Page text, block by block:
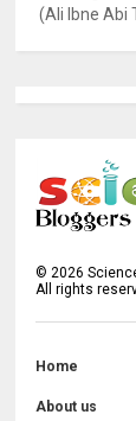
(Ali Ibne Abi
©2026
All rights
Home
About us